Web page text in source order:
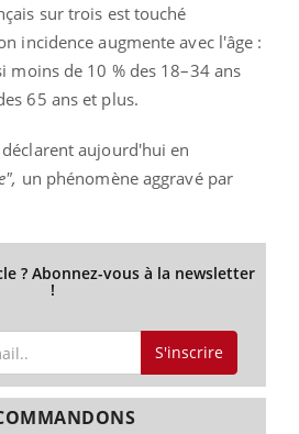
sur trois est touché
incidence augmente avec l'âge :
moins de 10 % des 18–34 ans
65 ans et plus.
aujourd'hui en
un phénomène aggravé par
? Abonnez-vous à la newsletter
!
S'inscrire